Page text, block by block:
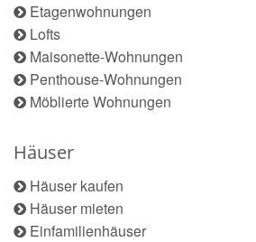
Etagenwohnungen
Lofts
Maisonette-Wohnungen
Penthouse-Wohnungen
Möblierte Wohnungen
Häuser
Häuser kaufen
Häuser mieten
Einfamilienhäuser